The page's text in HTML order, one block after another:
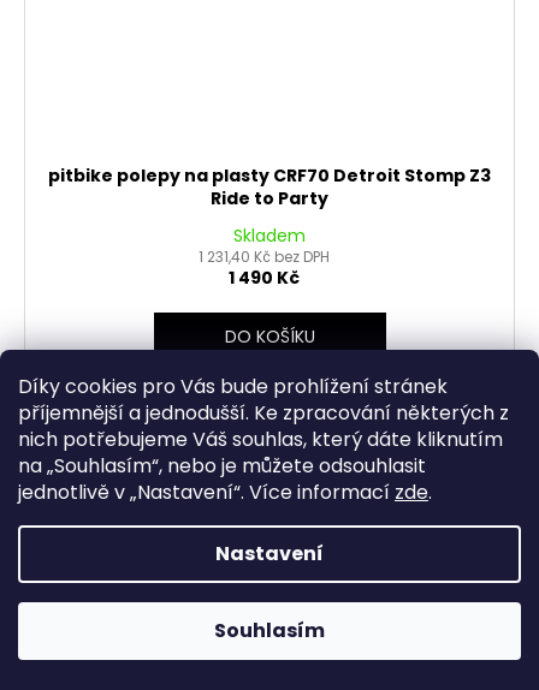
Díky cookies pro Vás bude prohlížení stránek
příjemnější a jednodušší. Ke zpracování některých z
nich potřebujeme Váš souhlas, který dáte kliknutím
na „Souhlasím“, nebo je můžete odsouhlasit
jednotlivě v „Nastavení“. Více informací zde.
Nastavení
Souhlasím
pitbike polepy na plasty CRF70 Detroit Stomp Z3
Ride to Party
Skladem
1 231,40 Kč bez DPH
1 490 Kč
DO KOŠÍKU